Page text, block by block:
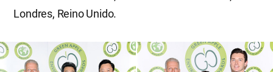
Londres, Reino Unido.